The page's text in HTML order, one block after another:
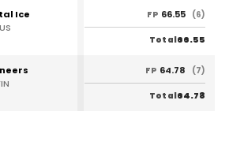
Ice
FP 66.55 (6)
Total66.55
FP 64.78 (7)
Total64.78